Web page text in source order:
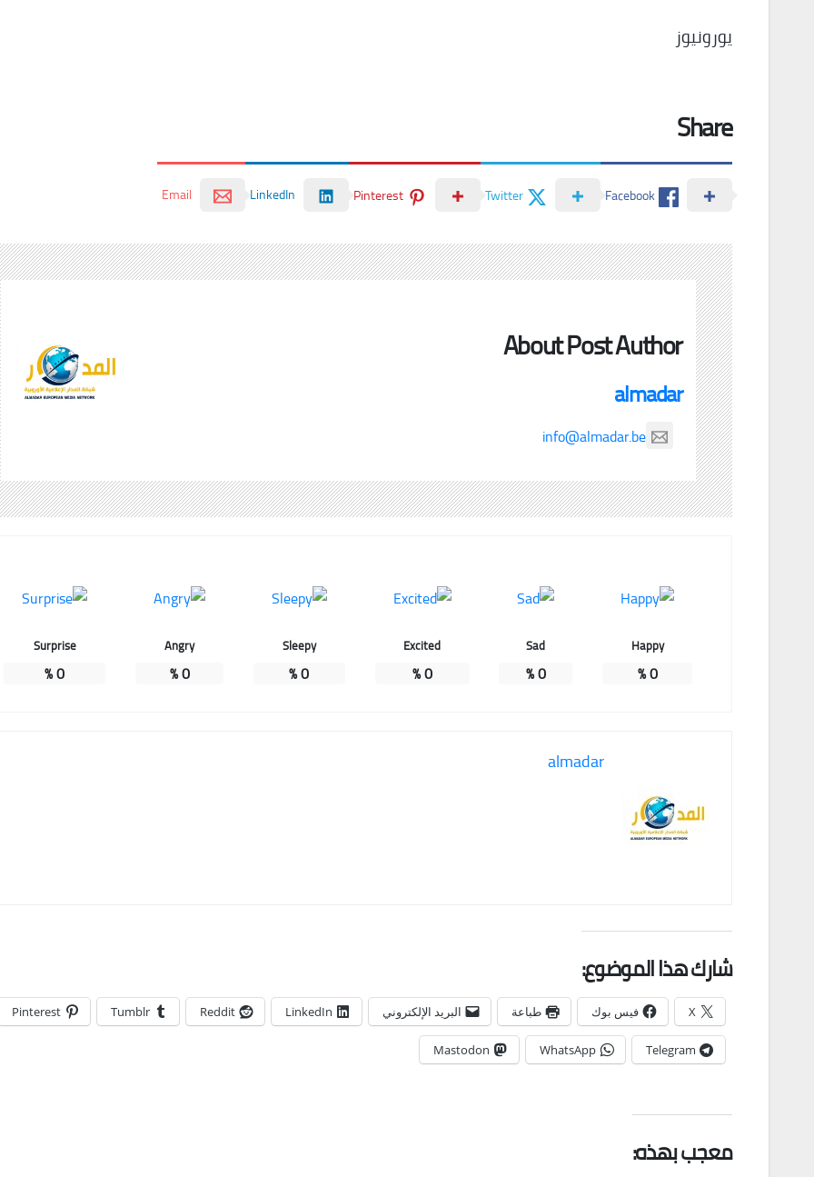
يورونيوز
Share
Facebook
Twitter
Pinterest
LinkedIn
Email
About Post Author
almadar
info@almadar.be
Happy
0
%
Sad
0
%
Excited
0
%
Sleepy
0
%
Angry
0
%
Surprise
0
%
almadar
شارك هذا الموضوع:
X فيس بوك طباعة البريد الإلكتروني LinkedIn
Reddit
Tumblr
Pinterest
Telegram
WhatsApp
Mastodon
معجب بهذه: